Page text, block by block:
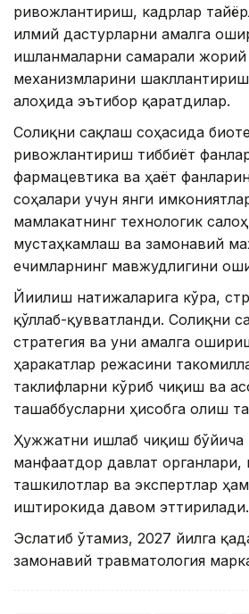
ривожлантириш, кадрлар
илмий дастурларни амалга
ишланмаларни самарали
механизмларини
алоҳида эътибор қаратдилар.
Соғлиқни сақлаш соҳасида
ривожлантириш тиббиёт
фармацевтика ва ҳаёт
соҳалари учун янги
мамлакатнинг технологик
мустаҳкамлаш ва замонавий
ечимларнинг мавжудлигини
Йиғилиш натижаларига кўра,
қўллаб-қувватланди. Соғлиқни
стратегия ва уни амалга
ҳаракатлар режасини
таклифларни кўриб чиқиш ва
ташаббусларни ҳисобга олиш
Ҳужжатни ишлаб чиқиш бўйича
манфаатдор давлат органлари,
ташкилотлар ва экспертлар
иштирокида давом эттирилади.
Эслатиб ўтамиз, 2027 йилга
замонавий травматология